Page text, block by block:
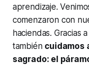
aprendizaje.
comenzaron con
haciendas. Gracias
también cuidamos
sagrado: el